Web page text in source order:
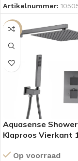
Artikelnummer:
SALE
Aquasense
Klaproos Vierkant
Op voorraad